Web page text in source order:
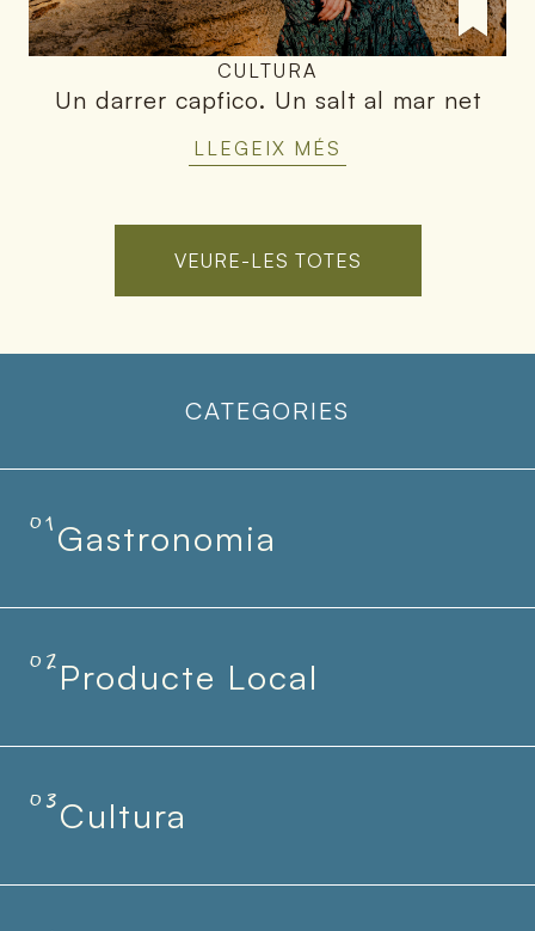
CULTURA
Un darrer capfico. Un salt al mar net
LLEGEIX MÉS
VEURE-LES TOTES
CATEGORIES
01Gastronomia
02Producte Local
03Cultura